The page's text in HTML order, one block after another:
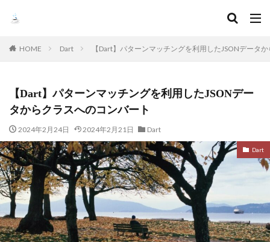
HOME Dart 【Dart】パターンマッチングを利用したJSONデータ
【Dart】パターンマッチングを利用したJSONデー
タからクラスへのコンバート
2024年2月24日 2024年2月21日 Dart
Dart